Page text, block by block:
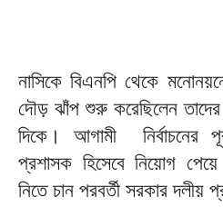
নাসিকে বিএনপি থেকে
দৌড় ঝাঁপ শুরু করেছিলেন
দিকে। আগামী নির্বাচনের
প্রশাসক হিসেবে নিয়োগ
নিতে চান পরবর্তী সরকার দলীয়